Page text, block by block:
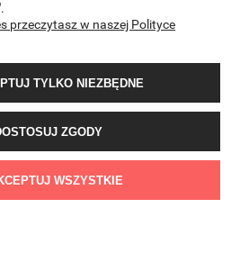
KONTAKT
744 | NIP:8943052641 | REGON:022407374
przeczytasz w naszej Polityce
TYLKO NIEZBĘDNE
ZGODY
WSZYSTKIE